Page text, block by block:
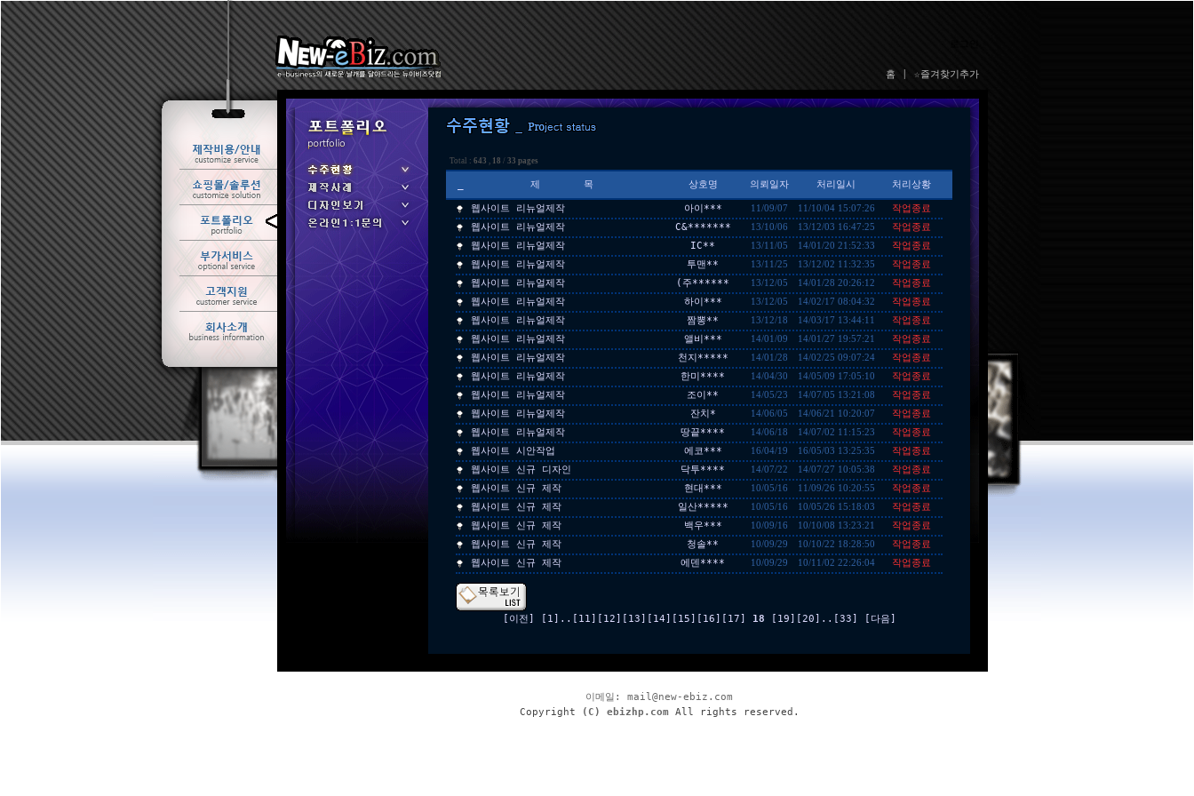
Total : 643 , 18 / 33 pages
제 목 상호명 의뢰일자 처리일시 처리상황
웹사이트 리뉴얼제작 아이*** 11/09/07 11/10/04 15:07:26
작업종료
웹사이트 리뉴얼제작
C&******* 13/10/06 13/12/03 16:47:25
작업종료
웹사이트 리뉴얼제작
IC** 13/11/05 14/01/20 21:52:33
작업종료
웹사이트 리뉴얼제작
투맨** 13/11/25 13/12/02 11:32:35
작업종료
웹사이트 리뉴얼제작
(주****** 13/12/05 14/01/28 20:26:12
작업종료
웹사이트 리뉴얼제작
하이*** 13/12/05 14/02/17 08:04:32
작업종료
웹사이트 리뉴얼제작
짬뽕** 13/12/18 14/03/17 13:44:11
작업종료
웹사이트 리뉴얼제작
앨비*** 14/01/09 14/01/27 19:57:21
작업종료
웹사이트 리뉴얼제작
천지***** 14/01/28 14/02/25 09:07:24
작업종료
웹사이트 리뉴얼제작
한미**** 14/04/30 14/05/09 17:05:10
작업종료
웹사이트 리뉴얼제작
조이** 14/05/23 14/07/05 13:21:08
작업종료
웹사이트 리뉴얼제작
잔치* 14/06/05 14/06/21 10:20:07
작업종료
웹사이트 리뉴얼제작
땅끝**** 14/06/18 14/07/02 11:15:23
작업종료
웹사이트 시안작업
에코*** 16/04/19 16/05/03 13:25:35
작업종료
웹사이트 신규 디자인
닥투**** 14/07/22 14/07/27 10:05:38
작업종료
웹사이트 신규 제작
현대*** 10/05/16 11/09/26 10:20:55
작업종료
웹사이트 신규 제작
일산***** 10/05/16 10/05/26 15:18:03
작업종료
웹사이트 신규 제작
백우*** 10/09/16 10/10/08 13:23:21
작업종료
웹사이트 신규 제작
청솔** 10/09/29 10/10/22 18:28:50
작업종료
웹사이트 신규 제작
에덴**** 10/09/29 10/11/02 22:26:04 작업종료
[이전] [1] .. [11] [12] [13] [14] [15] [16] [17] 18 [19] [20] .. [33] [다음]
이메일: mail@new-ebiz.com
Copyright
(C) ebizhp.comAll rights reserved.
홈 ☆즐겨찾기추가
ㆍ 수주현황
ㆍ 제작사례